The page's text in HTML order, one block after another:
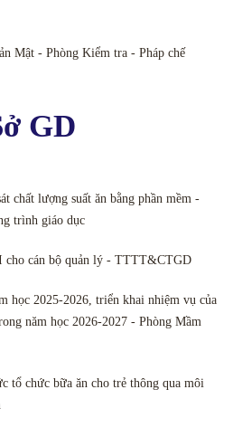
Mật - Phòng Kiểm tra - Pháp chế
GD
chất lượng suất ăn bằng phần mềm -
trình giáo dục
cho cán bộ quản lý - TTTT&CTGD
học 2025-2026, triển khai nhiệm vụ của
năm học 2026-2027 - Phòng Mầm
tổ chức bữa ăn cho trẻ thông qua môi